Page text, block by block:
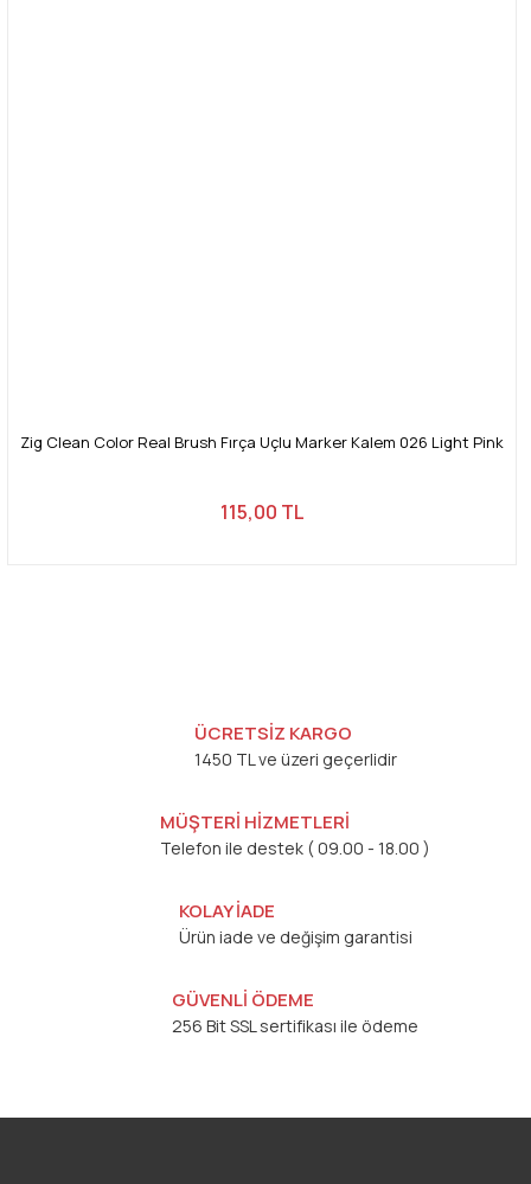
Zig Clean Color Real Brush Fırça Uçlu Marker Kalem 026 Light Pink
115,00 TL
ÜCRETSİZ KARGO
1450 TL ve üzeri geçerlidir
MÜŞTERİ HİZMETLERİ
Telefon ile destek ( 09.00 - 18.00 )
KOLAY İADE
Ürün iade ve değişim garantisi
GÜVENLİ ÖDEME
256 Bit SSL sertifikası ile ödeme